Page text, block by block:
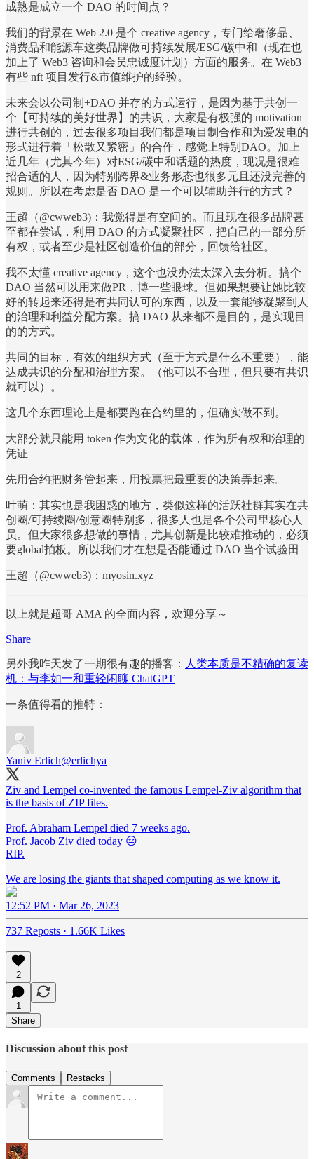
成熟是成立一个 DAO 的时间点？
我们的背景在 Web 2.0 是个 creative agency，专门给奢侈品、
消费品和能源车这类品牌做可持续发展/ESG/碳中和（现在也
加上了 Web3 咨询和会员忠诚度计划）方面的服务。在 Web3
有些 nft 项目发行&市值维护的经验。
未来会以公司制+DAO 并存的方式运行，是因为基于共创一
个【可持续的美好世界】的共识，大家是有极强的 motivation
进行共创的，过去很多项目我们都是项目制合作和为爱发电的
形式进行着「松散又紧密」的合作，感觉上特别DAO。加上
近几年（尤其今年）对ESG/碳中和话题的热度，现况是很难
招合适的人，因为特别跨界&业务形态也很多元且还没完善的
规则。所以在考虑是否 DAO 是一个可以辅助并行的方式？
王超（@cwweb3)：我觉得是有空间的。而且现在很多品牌甚
至都在尝试，利用 DAO 的方式凝聚社区，把自己的一部分所
有权，或者至少是社区创造价值的部分，回馈给社区。
我不太懂 creative agency，这个也没办法太深入去分析。搞个
DAO 当然可以用来做PR，博一些眼球。但如果想要让她比较
好的转起来还得是有共同认可的东西，以及一套能够凝聚到人
的治理和利益分配方案。搞 DAO 从来都不是目的，是实现目
的的方式。
共同的目标，有效的组织方式（至于方式是什么不重要），能
达成共识的分配和治理方案。（他可以不合理，但只要有共识
就可以）。
这几个东西理论上是都要跑在合约里的，但确实做不到。
大部分就只能用 token 作为文化的载体，作为所有权和治理的
凭证
先用合约把财务管起来，用投票把最重要的决策弄起来。
叶萌：其实也是我困惑的地方，类似这样的活跃社群其实在共
创圈/可持续圈/创意圈特别多，很多人也是各个公司里核心人
员。但大家很多想做的事情，尤其创新是比较难推动的，必须
要global拍板。所以我们才在想是否能通过 DAO 当个试验田
王超（@cwweb3)：myosin.xyz
以上就是超哥 AMA 的全面内容，欢迎分享～
Share
另外我昨天发了一期很有趣的播客： 人类本质是不精确的复读
机：与李如一和重轻闲聊 ChatGPT
一条值得看的推特：
Yaniv Erlich@erlichya
Ziv and Lempel co-invented the famous Lempel-Ziv algorithm that
is the basis of ZIP files.
Prof. Abraham Lempel died 7 weeks ago.
Prof. Jacob Ziv died today 😔
RIP.
We are losing the giants that shaped computing as we know it.
12:52 PM · Mar 26, 2023
737 Reposts · 1.66K Likes
2
1
Share
Discussion about this post
Comments Restacks